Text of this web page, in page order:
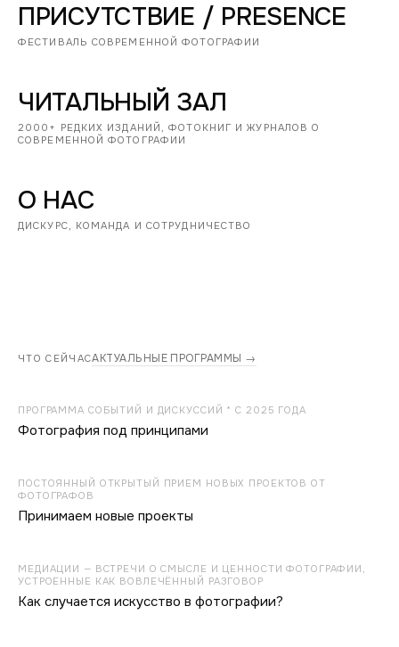
ПРИСУТСТВИЕ / PRESENCE
ФЕСТИВАЛЬ СОВРЕМЕННОЙ ФОТОГРАФИИ
ЧИТАЛЬНЫЙ ЗАЛ
2000+ РЕДКИХ ИЗДАНИЙ, ФОТОКНИГ И ЖУРНАЛОВ О
СОВРЕМЕННОЙ ФОТОГРАФИИ
О НАС
ДИСКУРС, КОМАНДА И СОТРУДНИЧЕСТВО
ЧТО СЕЙЧАСАКТУАЛЬНЫЕ ПРОГРАММЫ →
ПРОГРАММА СОБЫТИЙ И ДИСКУССИЙ * С 2025 ГОДА
Фотография под принципами
ПОСТОЯННЫЙ ОТКРЫТЫЙ ПРИЕМ НОВЫХ ПРОЕКТОВ ОТ
ФОТОГРАФОВ
Принимаем новые проекты
МЕДИАЦИИ — ВСТРЕЧИ О СМЫСЛЕ И ЦЕННОСТИ ФОТОГРАФИИ,
УСТРОЕННЫЕ КАК ВОВЛЕЧЁННЫЙ РАЗГОВОР
Как случается искусство в фотографии?